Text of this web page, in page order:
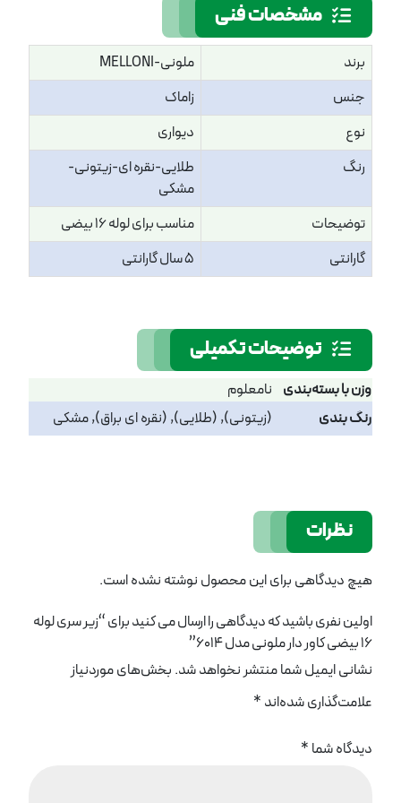
مشخصات فنی
برند
ملونی-MELLONI
جنس
زاماک
نوع
دیواری
رنگ
طلایی-نقره ای-زیتونی-
مشکی
توضیحات
مناسب برای لوله 16 بیضی
گارانتی
5 سال گارانتی
توضیحات تکمیلی
وزن با بسته‌بندی نامعلوم
رنگ بندی
(زیتونی), (طلایی), (نقره ای براق), مشکی
نظرات
هیچ دیدگاهی برای این محصول نوشته نشده است.
اولین نفری باشید که دیدگاهی را ارسال می کنید برای “زیر سری لوله
16 بیضی کاور دار ملونی مدل 6014”
نشانی ایمیل شما منتشر نخواهد شد. بخش‌های موردنیاز
علامت‌گذاری شده‌اند *
دیدگاه شما *